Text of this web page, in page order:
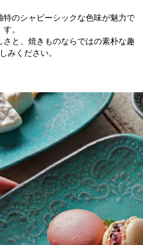
のシャビーシックな色味が魅力で
す。
と、焼きものならではの素朴な趣
みください。